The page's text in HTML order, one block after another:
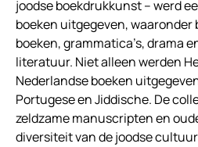
joodse boekdrukkunst – werd
boeken uitgegeven,
boeken, grammatica’s, drama
literatuur. Niet alleen werden
Nederlandse boeken
Portugese en Jiddische. De
zeldzame manuscripten en
diversiteit van de joodse